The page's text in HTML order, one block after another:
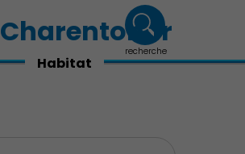
Charenton.fr
recherche
Habitat